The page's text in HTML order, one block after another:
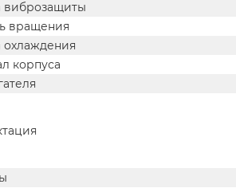
виброзащиты
вращения
охлаждения
корпуса